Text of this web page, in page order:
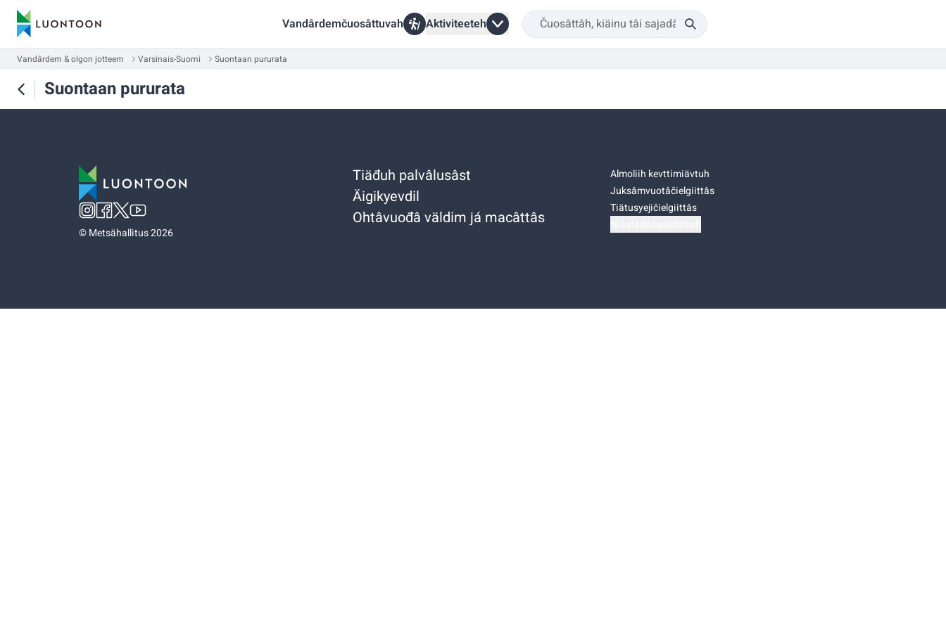
Vandârdemčuosâttuvah Aktiviteeteh
Vandârdem & olgon jotteem Varsinais-Suomi Suontaan pururata
Suontaan pururata
©Metsähallitus 2026
Tiäđuh palvâlusâst
Äigikyevdil
Ohtâvuođâ väldim já macâttâs
Almoliih kevttimiävtuh
Juksâmvuotâčielgiittâs
Tiätusyejičielgiittâs